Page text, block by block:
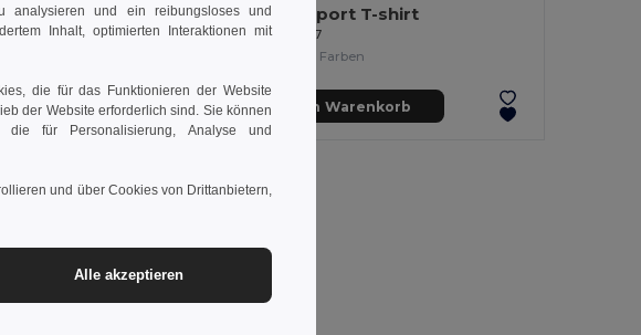
30303
Sportsocken
Herren Sport T-shirt
Egotier 30127
+1 Farben
In den Warenkorb
analysieren und ein reibungsloses und
Inhalt, optimierten Interaktionen mit
die für das Funktionieren der Website
der Website erforderlich sind. Sie können
für Personalisierung, Analyse und
und über Cookies von Drittanbietern,
Alle akzeptieren